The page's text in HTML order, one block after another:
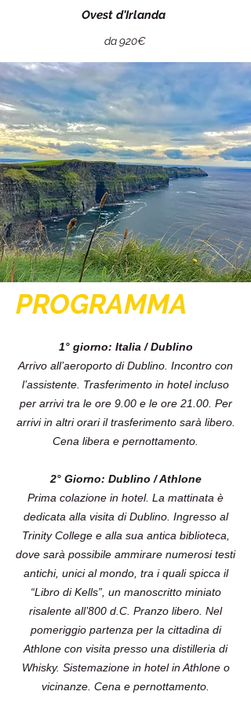
Ovest d'Irlanda
da 920€
PROGRAMMA
1° giorno: Italia / Dublino
Arrivo all’aeroporto di Dublino. Incontro con
l’assistente. Trasferimento in hotel incluso
per arrivi tra le ore 9.00 e le ore 21.00. Per
arrivi in altri orari il trasferimento sarà libero.
Cena libera e pernottamento.
2° Giorno: Dublino / Athlone
Prima colazione in hotel. La mattinata è
dedicata alla visita di Dublino. Ingresso al
Trinity College e alla sua antica biblioteca,
dove sarà possibile ammirare numerosi testi
antichi, unici al mondo, tra i quali spicca il
“Libro di Kells”, un manoscritto miniato
risalente all’800 d.C. Pranzo libero. Nel
pomeriggio partenza per la cittadina di
Athlone con visita presso una distilleria di
Whisky. Sistemazione in hotel in Athlone o
vicinanze. Cena e pernottamento.